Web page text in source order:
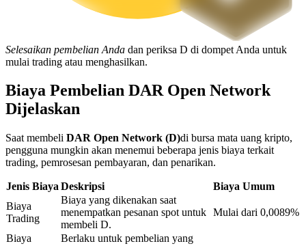
Penguncian BTR
Investasi eksklusif untuk pemegang BTR
Pinjaman
Layanan pinjaman yang didukung Crypto
Selesaikan pembelian Anda dan periksa D di dompet Anda untuk
mulai trading atau menghasilkan.
Biaya Pembelian DAR Open Network
Dijelaskan
Saat membeli DAR Open Network (D)di bursa mata uang kripto,
pengguna mungkin akan menemui beberapa jenis biaya terkait
trading, pemrosesan pembayaran, dan penarikan.
Jenis Biaya Deskripsi
Biaya Umum
Biaya
Trading
Biaya yang dikenakan saat
menempatkan pesanan spot untuk
membeli D.
Mulai dari 0,0089%
Biaya
Berlaku untuk pembelian yang